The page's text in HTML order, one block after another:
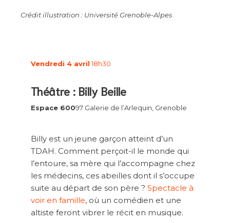
Crédit illustration : Université Grenoble-Alpes
Vendredi 4 avril18h30
Théâtre : Billy Beille
Espace 60097 Galerie de l’Arlequin, Grenoble
Billy est un jeune garçon atteint d’un
TDAH. Comment perçoit-il le monde qui
l’entoure, sa mère qui l’accompagne chez
les médecins, ces abeilles dont il s’occupe
suite au départ de son père ? Spectacle à
voir en famille, où un comédien et une
altiste feront vibrer le récit en musique.